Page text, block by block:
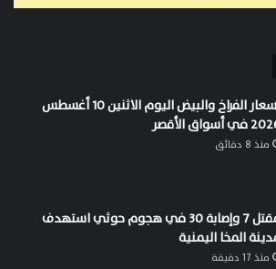
أسعار الفراخ والبيض اليوم الاثنين 10 أغسطس
أسواق الأقصر
منذ 8 دقائق
مقتل 7 وإصابة 30 في هجوم حوثي استهدف
المخا اليمنية
منذ 17 دقيقة